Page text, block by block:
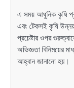
এ সময় আধুনিক কৃষি
এবং টেকসই কৃষি
প্রচেষ্টার ওপর
অভিজ্ঞতা বিনিময়ের
আহ্বান জানানো হয়।